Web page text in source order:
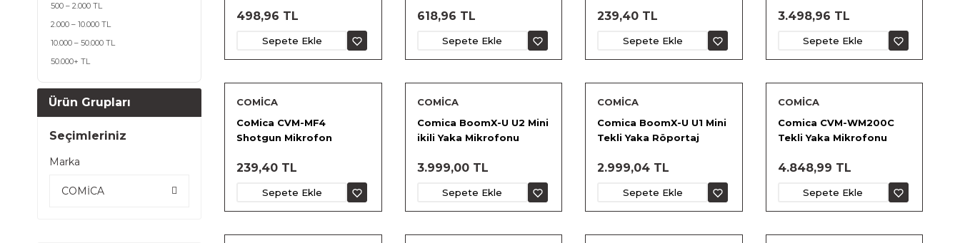
500 – 2.000 TL
2.000 – 10.000 TL
10.000 – 50.000 TL
50.000+ TL
Ürün Grupları
Seçimleriniz
Marka
COMİCA
498,96 TL
Sepete Ekle
618,96 TL
Sepete Ekle
239,40 TL
Sepete Ekle
3.498,96 TL
Sepete Ekle
COMİCA
CoMica CVM-MF4
Shotgun Mikrofon
239,40 TL
Sepete Ekle
COMİCA
Comica BoomX-U U2 Mini
ikili Yaka Mikrofonu
3.999,00 TL
Sepete Ekle
COMİCA
Comica BoomX-U U1 Mini
Tekli Yaka Röportaj
2.999,04 TL
Sepete Ekle
COMİCA
Comica CVM-WM200C
Tekli Yaka Mikrofonu
4.848,99 TL
Sepete Ekle